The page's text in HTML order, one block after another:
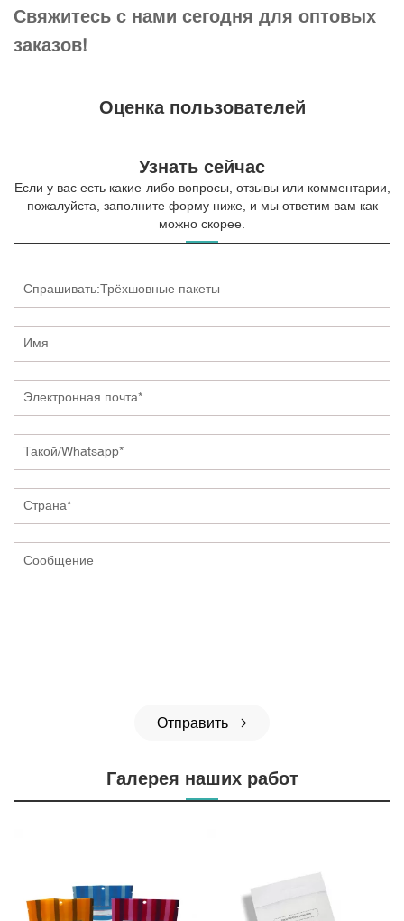
Свяжитесь с нами сегодня для оптовых
заказов!
Оценка пользователей
Узнать сейчас
Если у вас есть какие-либо вопросы, отзывы или комментарии,
пожалуйста, заполните форму ниже, и мы ответим вам как
можно скорее.
Отправить
Галерея наших работ